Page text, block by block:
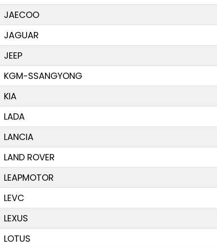
JAECOO
JAGUAR
JEEP
KGM-SSANGYONG
KIA
LADA
LANCIA
LAND ROVER
LEAPMOTOR
LEVC
LEXUS
LOTUS